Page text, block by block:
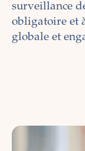
surveillance
obligatoire et
globale et